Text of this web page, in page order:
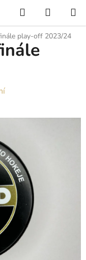
Hledat
KOŠÍK
play-off 2023/24